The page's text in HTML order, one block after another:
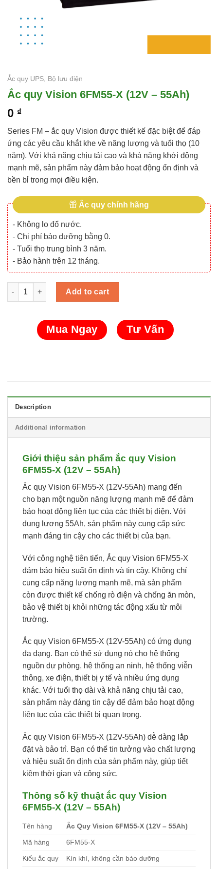
Ắc quy UPS, Bộ lưu điện
Ắc quy Vision 6FM55-X (12V – 55Ah)
0 ₫
Series FM – ắc quy Vision được thiết kế đặc biệt để đáp
ứng các yêu cầu khắt khe về năng lượng và tuổi thọ (10
năm). Với khả năng chịu tải cao và khả năng khởi động
mạnh mẽ, sản phẩm này đảm bảo hoạt động ổn định và
bền bỉ trong mọi điều kiện.
Ắc quy chính hãng
- Không lo đổ nước.
- Chi phí bảo dưỡng bằng 0.
- Tuổi thọ trung bình 3 năm.
- Bảo hành trên 12 tháng.
Ắc quy Vision 6FM55-X (12V - 55Ah) quantity
Add to cart
Mua Ngay Tư Vấn
Description
Additional information
Giới thiệu sản phẩm ắc quy Vision
6FM55-X (12V – 55Ah)
Ắc quy Vision 6FM55-X (12V-55Ah) mang đến
cho bạn một nguồn năng lượng mạnh mẽ để đảm
bảo hoạt động liên tục của các thiết bị điện. Với
dung lượng 55Ah, sản phẩm này cung cấp sức
mạnh đáng tin cậy cho các thiết bị của bạn.
Với công nghệ tiên tiến, Ắc quy Vision 6FM55-X
đảm bảo hiệu suất ổn định và tin cậy. Không chỉ
cung cấp năng lượng mạnh mẽ, mà sản phẩm
còn được thiết kế chống rò điện và chống ăn mòn,
bảo vệ thiết bị khỏi những tác động xấu từ môi
trường.
Ắc quy Vision 6FM55-X (12V-55Ah) có ứng dụng
đa dạng. Bạn có thể sử dụng nó cho hệ thống
nguồn dự phòng, hệ thống an ninh, hệ thống viễn
thông, xe điện, thiết bị y tế và nhiều ứng dụng
khác. Với tuổi thọ dài và khả năng chịu tải cao,
sản phẩm này đáng tin cậy để đảm bảo hoạt động
liên tục của các thiết bị quan trọng.
Ắc quy Vision 6FM55-X (12V-55Ah) dễ dàng lắp
đặt và bảo trì. Bạn có thể tin tưởng vào chất lượng
và hiệu suất ổn định của sản phẩm này, giúp tiết
kiệm thời gian và công sức.
Thông số kỹ thuật ắc quy Vision
6FM55-X (12V – 55Ah)
Tên hàng Ắc Quy Vision 6FM55-X (12V – 55Ah)
Mã hàng 6FM55-X
Kiểu ắc quy Kín khí, không cần bảo dưỡng